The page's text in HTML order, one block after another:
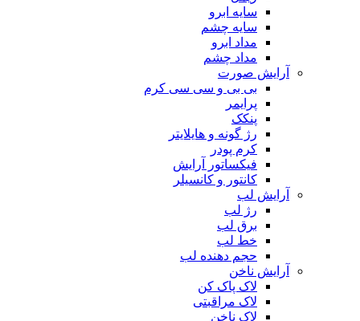
سایه ابرو
سایه چشم
مداد ابرو
مداد چشم
آرایش صورت
بی بی و سی سی کرم
پرایمر
پنکک
رژ گونه و هایلایتر
کرم پودر
فیکساتور آرایش
کانتور و کانسیلر
آرایش لب
رژ لب
برق لب
خط لب
حجم دهنده لب
آرایش ناخن
لاک پاک کن
لاک مراقبتی
لاک ناخن